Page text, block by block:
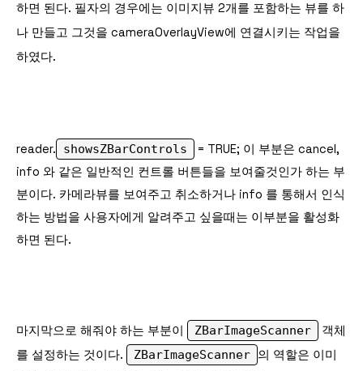
하면 된다. 필자의 경우에는 이미지뷰 2개를 포함하는 뷰를 하
나 만들고 그것을 cameraOverlayView에 연결시키는 작업을
하였다.
reader. showsZBarControls = TRUE; 이 부분은 cancel,
info 와 같은 일반적인 컨트롤 버튼들을 보여줄것인가 하는 부
분이다. 카메라뷰를 보여주고 취소하거나 info 를 통해서 인식
하는 방법을 사용자에게 알려주고 싶을때는 이부분을 활성화
하면 된다.
마지막으로 해줘야 하는 부분이 ZBarImageScanner
객체
를 설정하는 것이다.
ZBarImageScanner 의 역할은 이미